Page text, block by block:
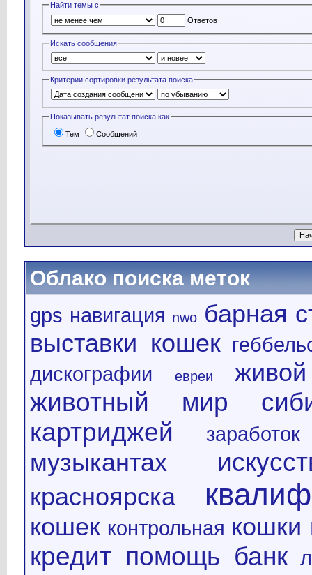
Найти темы с
Ответов
Искать сообщения
Критерии сортировки результата поиска
Показывать результат поиска как
Тем Сообщений
Облако поиска меток
gps навигация nwo барная
выставки кошек
дискографии
евреи
животный мир
картриджей
заработок
музыкантах
красноярска
кошек контрольная кошки
кредит помощь банк